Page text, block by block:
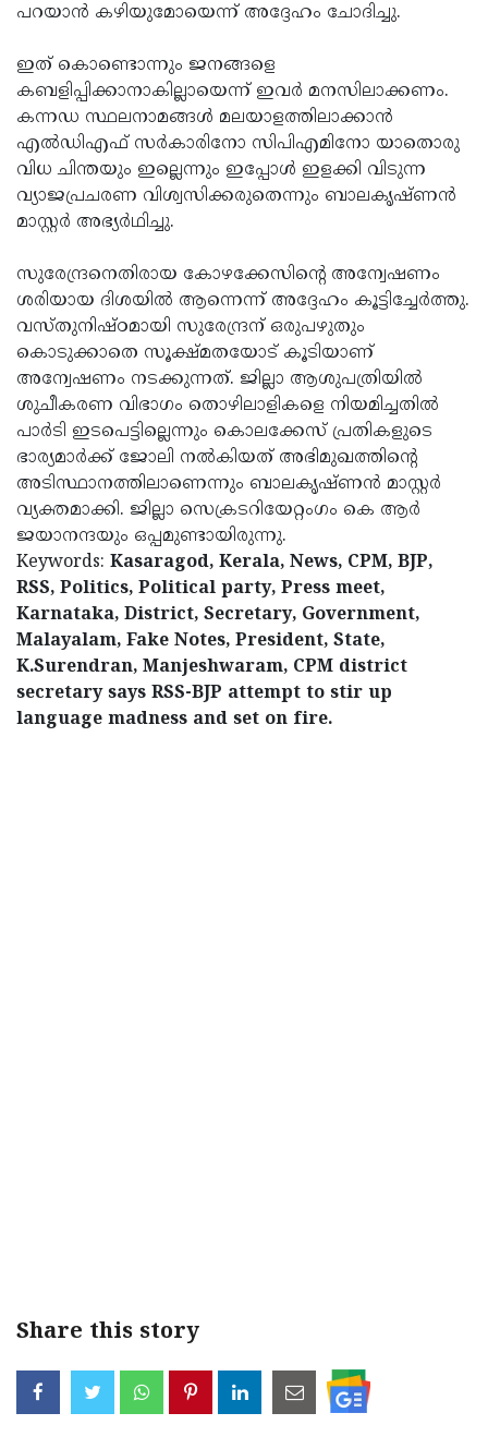
പറയാൻ കഴിയുമോയെന്ന് അദ്ദേഹം ചോദിച്ചു.
ഇത് കൊണ്ടൊന്നും ജനങ്ങളെ
കബളിപ്പിക്കാനാകില്ലായെന്ന് ഇവർ മനസിലാക്കണം.
കന്നഡ സ്ഥലനാമങ്ങൾ മലയാളത്തിലാക്കാൻ
എൽഡിഎഫ് സർകാരിനോ സിപിഎമിനോ യാതൊരു
വിധ ചിന്തയും ഇല്ലെന്നും ഇപ്പോൾ ഇളക്കി വിടുന്ന
വ്യാജപ്രചരണ വിശ്വസിക്കരുതെന്നും ബാലകൃഷ്ണൻ
മാസ്റ്റർ അഭ്യർഥിച്ചു.
സുരേന്ദ്രനെതിരായ കോഴക്കേസിന്റെ അന്വേഷണം
ശരിയായ ദിശയിൽ ആന്നെന്ന് അദ്ദേഹം കൂട്ടിച്ചേർത്തു.
വസ്തുനിഷ്ഠമായി സുരേന്ദ്രന് ഒരുപഴുതും
കൊടുക്കാതെ സൂക്ഷ്മതയോട് കൂടിയാണ്
അന്വേഷണം നടക്കുന്നത്. ജില്ലാ ആശുപത്രിയിൽ
ശുചീകരണ വിഭാഗം തൊഴിലാളികളെ നിയമിച്ചതിൽ
പാർടി ഇടപെട്ടില്ലെന്നും കൊലക്കേസ് പ്രതികളുടെ
ഭാര്യമാർക്ക് ജോലി നൽകിയത് അഭിമുഖത്തിന്റെ
അടിസ്ഥാനത്തിലാണെന്നും ബാലകൃഷ്ണൻ മാസ്റ്റർ
വ്യക്തമാക്കി. ജില്ലാ സെക്രടറിയേറ്റംഗം കെ ആർ
ജയാനന്ദയും ഒപ്പമുണ്ടായിരുന്നു.
Keywords: Kasaragod, Kerala, News, CPM, BJP,
RSS, Politics, Political party, Press meet,
Karnataka, District, Secretary, Government,
Malayalam, Fake Notes, President, State,
K.Surendran, Manjeshwaram, CPM district
secretary says RSS-BJP attempt to stir up
language madness and set on fire.
Share this story